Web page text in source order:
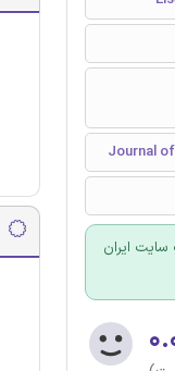
ایران